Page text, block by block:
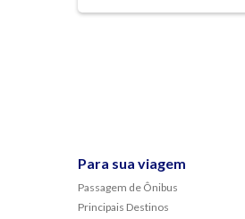
Para sua viagem
Passagem de Ônibus
Principais Destinos